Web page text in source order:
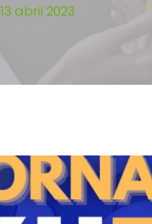
13 abril 2023